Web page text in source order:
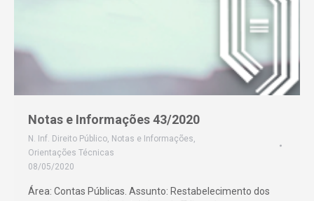
Notas e Informações 43/2020
N. Inf. Direito Público, Notas e Informações,
Orientações Técnicas
08/05/2020
Área: Contas Públicas. Assunto: Restabelecimento dos